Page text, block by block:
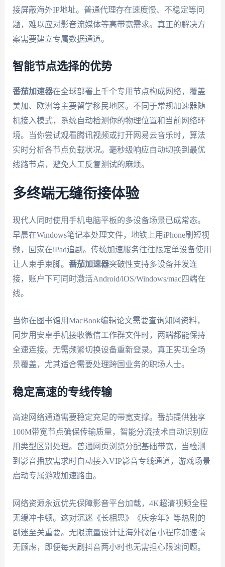
接屏蔽海外IP地址。普通代理存在速度慢、不稳定等问
题，难以应对影音流媒体等高带宽需求。真正的解决方
案需要建立专属数据通道。
智能节点选择的优势
番茄加速器在全球部署上千个专用节点构成网络，覆盖
美加、欧洲等主要留学移民地区。不同于常规加速器随
机接入模式，系统自动检测你的物理位置和当前网络环
境。当你尝试观看腾讯视频或打开网易云音乐时，算法
实时分析各节点负载状况。毫秒级响应自动切换到最优
线路节点，避免人工反复测试的麻烦。
多终端无缝衔接体验
现代人同时使用手机电脑平板的多设备场景已成常态。
早晨在Windows笔记本处理文件，地铁上用iPhone刷短视
频，回家在iPad追剧。传统加速服务往往限定单设备使用
让人束手束脚。 番茄加速器突破性支持多设备并发连
接，账户下可同时激活Android/iOS/Windows/mac四端在
线。
当你在图书馆用MacBook编辑论文需要查询知网资料，
同步用安卓手机接收微信工作群文件时，两端都能保持
全速连接。无需频繁切换设备重新登录。真正实现全场
景覆盖，尤其适合需要处理跨国业务的职场人士。
稳定高速的专线传输
高速网络通道需要稳定充足的带宽支撑。番茄提供独享
100M带宽节点确保传输质量，智能分流技术自动识别应
用类型区别处理。普通网页浏览分配基础带宽，当检测
到影音播放需求时自动接入VIP影音专线通道，游戏场景
启动专属游戏加速路由。
网络资源永远优先保障影音平台加载，4K超清视频全程
无缓冲卡顿。这对沉迷《长相思》《庆余年》等热剧的
剧迷至关重要。无限流量设计让海外微信小程序加速毫
无顾虑，即便每天刷抖音两小时也无需担心限速问题。